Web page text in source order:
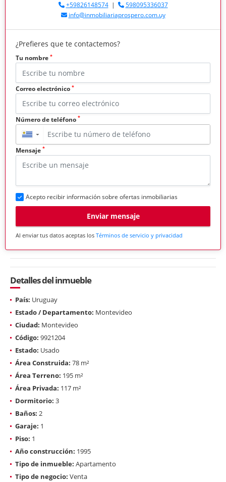
+59826148574|
598095336037
info@inmobiliariaprospero.com.uy
¿Prefieres que te contactemos?
Tu nombre *
Correo electrónico *
Número de teléfono *
▼
Mensaje *
Acepto recibir información sobre ofertas inmobiliarias
Enviar mensaje
Al enviar tus datos aceptas los Términos de servicio y privacidad
Detalles del inmueble
País: Uruguay
Estado / Departamento: Montevideo
Ciudad: Montevideo
Código: 9921204
Estado: Usado
Área Construida: 78 m²
Área Terreno: 195 m²
Área Privada: 117 m²
Dormitorio: 3
Baños: 2
Garaje: 1
Piso: 1
Año construcción: 1995
Tipo de inmueble: Apartamento
Tipo de negocio: Venta